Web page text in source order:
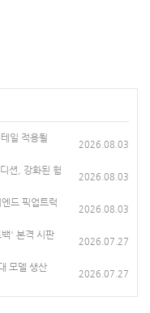
일 적용될
2026.08.03
션, 강화된 험
2026.08.03
드 픽업트럭
2026.08.03
' 본격 시판
2026.07.27
모델 생산
2026.07.27